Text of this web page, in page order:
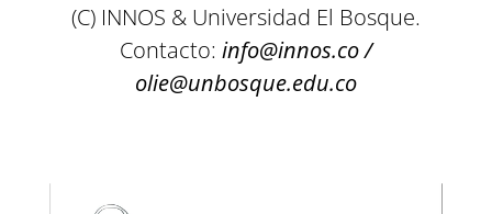
(C) INNOS & Universidad El Bosque.
Contacto: info@innos.co /
olie@unbosque.edu.co